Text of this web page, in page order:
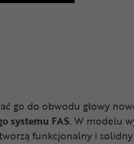
go do obwodu głowy
systemu FAS. W modelu
funkcjonalny i